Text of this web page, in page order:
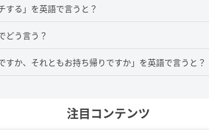
する」を英語で言うと？
どう言う？
すか、それともお持ち帰りですか」を英語で言うと？
注目コンテンツ